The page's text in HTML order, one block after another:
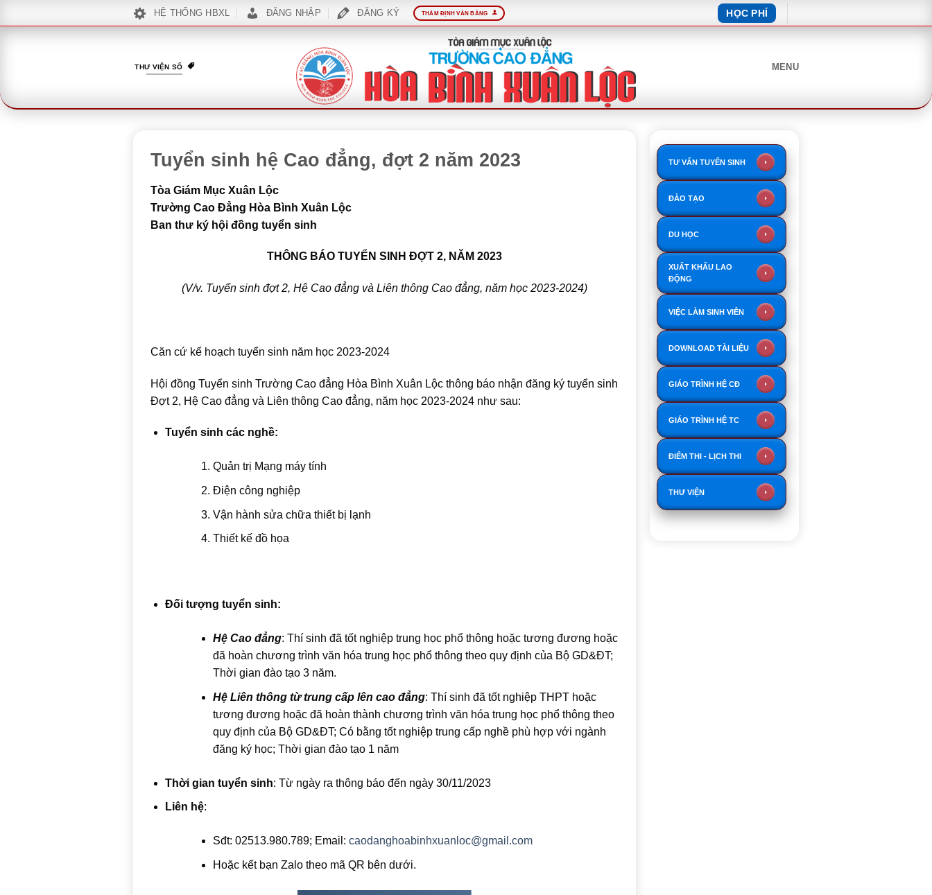
qua
HỆ THỐNG HBXL ĐĂNG NHẬP ĐĂNG KÝ THẨM ĐỊNH VĂN BẰNG HỌC PHÍ
THƯ VIỆN SỐ MENU
Tuyển sinh hệ Cao đẳng, đợt 2 năm 2023
Tòa Giám Mục Xuân Lộc
Trường Cao Đẳng Hòa Bình Xuân Lộc
Ban thư ký hội đồng tuyển sinh
THÔNG BÁO TUYỂN SINH ĐỢT 2, NĂM 2023
(V/v. Tuyển sinh đợt 2, Hệ Cao đẳng và Liên thông Cao đẳng, năm học 2023-2024)
Căn cứ kế hoạch tuyển sinh năm học 2023-2024
Hội đồng Tuyển sinh Trường Cao đẳng Hòa Bình Xuân Lộc thông báo nhận đăng ký tuyển sinh
Đợt 2, Hệ Cao đẳng và Liên thông Cao đẳng, năm học 2023-2024 như sau:
Tuyển sinh các nghề:
Quản trị Mạng máy tính
Điện công nghiệp
Vận hành sửa chữa thiết bị lạnh
Thiết kế đồ họa
Đối tượng tuyển sinh:
Hệ Cao đẳng: Thí sinh đã tốt nghiệp trung học phổ thông hoặc tương đương hoặc
đã hoàn chương trình văn hóa trung học phổ thông theo quy định của Bộ GD&ĐT;
Thời gian đào tạo 3 năm.
Hệ Liên thông từ trung cấp lên cao đẳng: Thí sinh đã tốt nghiệp THPT hoặc
tương đương hoặc đã hoàn thành chương trình văn hóa trung học phổ thông theo
quy định của Bộ GD&ĐT; Có bằng tốt nghiệp trung cấp nghề phù hợp với ngành
đăng ký học; Thời gian đào tạo 1 năm
Thời gian tuyển sinh: Từ ngày ra thông báo đến ngày 30/11/2023
Liên hệ:
Sđt: 02513.980.789; Email: caodanghoabinhxuanloc@gmail.com
Hoặc kết bạn Zalo theo mã QR bên dưới.
TƯ VẤN TUYỂN SINH
ĐÀO TẠO
DU HỌC
XUẤT KHẨU LAO
ĐỘNG
VIỆC LÀM SINH VIÊN
DOWNLOAD TÀI LIỆU
GIÁO TRÌNH HỆ CĐ
GIÁO TRÌNH HỆ TC
ĐIỂM THI - LỊCH THI
THƯ VIỆN